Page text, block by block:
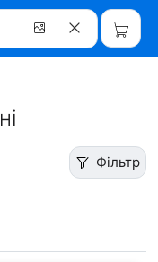
Фільтр